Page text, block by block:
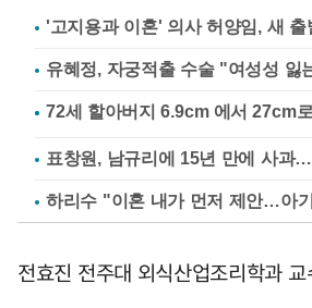
'고지용과 이혼' 의사 허양임, 새 출
유혜정, 자궁적출 수술 "여성성
표창원, 남규리에 15년 만에 사과
하리수 "이혼 내가 먼저 제안…아
전효진 전주대 외식산업조리학과